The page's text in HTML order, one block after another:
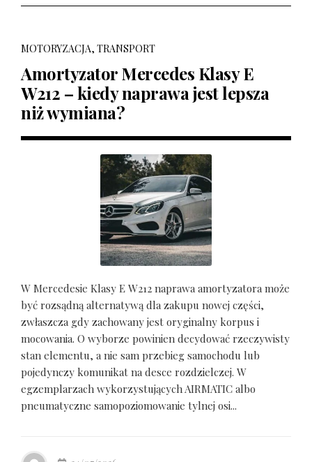
MOTORYZACJA, TRANSPORT
Amortyzator Mercedes Klasy E
W212 – kiedy naprawa jest lepsza
niż wymiana?
W Mercedesie Klasy E W212 naprawa amortyzatora może
być rozsądną alternatywą dla zakupu nowej części,
zwłaszcza gdy zachowany jest oryginalny korpus i
mocowania. O wyborze powinien decydować rzeczywisty
stan elementu, a nie sam przebieg samochodu lub
pojedynczy komunikat na desce rozdzielczej. W
egzemplarzach wykorzystujących AIRMATIC albo
pneumatyczne samopoziomowanie tylnej osi...